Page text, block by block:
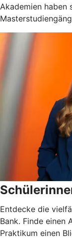
Akademien haben
Entdecke die
Bank. Finde einen
Praktikum einen